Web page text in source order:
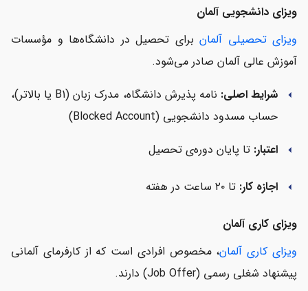
ویزای دانشجویی آلمان
ویزای تحصیلی آلمان برای تحصیل در دانشگاه‌ها و مؤسسات
آموزش عالی آلمان صادر می‌شود.
arrow_left شرایط اصلی:
نامه پذیرش دانشگاه، مدرک زبان (B1 یا بالاتر)،
حساب مسدود دانشجویی (Blocked Account)
arrow_left اعتبار: تا پایان دوره‌ی تحصیل
arrow_left اجازه کار: تا ۲۰ ساعت در هفته
ویزای کاری آلمان
ویزای کاری آلمان، مخصوص افرادی است که از کارفرمای آلمانی
پیشنهاد شغلی رسمی (Job Offer) دارند.